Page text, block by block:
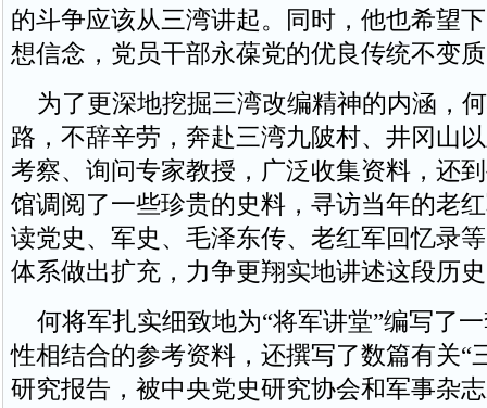
的斗争应该从三湾讲起。同时，他也希望
想信念，党员干部永葆党的优良传统不变
为了更深地挖掘三湾改编精神的内涵，
路，不辞辛劳，奔赴三湾九陂村、井冈山
考察、询问专家教授，广泛收集资料，还
馆调阅了一些珍贵的史料，寻访当年的老
读党史、军史、毛泽东传、老红军回忆录
体系做出扩充，力争更翔实地讲述这段历
何将军扎实细致地为“将军讲堂”编写了
性相结合的参考资料，还撰写了数篇有关“
研究报告，被中央党史研究协会和军事杂